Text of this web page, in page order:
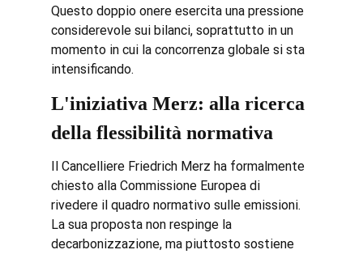
Questo doppio onere esercita una pressione
considerevole sui bilanci, soprattutto in un
momento in cui la concorrenza globale si sta
intensificando.
L'iniziativa Merz: alla ricerca
della flessibilità normativa
Il Cancelliere Friedrich Merz ha formalmente
chiesto alla Commissione Europea di
rivedere il quadro normativo sulle emissioni.
La sua proposta non respinge la
decarbonizzazione, ma piuttosto sostiene